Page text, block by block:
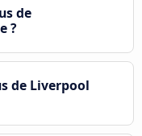
de
?
de Liverpool